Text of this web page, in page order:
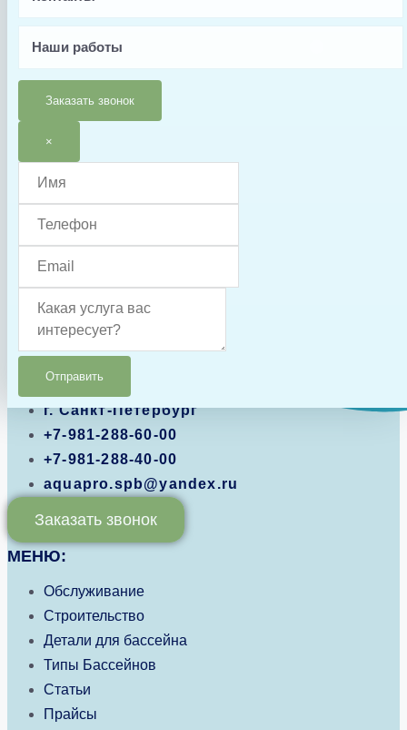
Наши работы
Заказать звонок
×
Отправить
Китай
6 месяцев
Крыльчатка
г. Санкт-Петербург
+7-981-288-60-00
+7-981-288-40-00
aquapro.spb@yandex.ru
Заказать звонок
МЕНЮ:
Обслуживание
Строительство
Детали для бассейна
Типы Бассейнов
Статьи
Прайсы